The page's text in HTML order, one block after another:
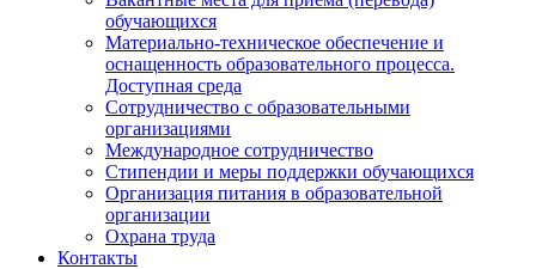
обучающихся
Материально-техническое обеспечение и
оснащенность образовательного процесса.
Доступная среда
Сотрудничество с образовательными
организациями
Международное сотрудничество
Стипендии и меры поддержки обучающихся
Организация питания в образовательной
организации
Охрана труда
Контакты